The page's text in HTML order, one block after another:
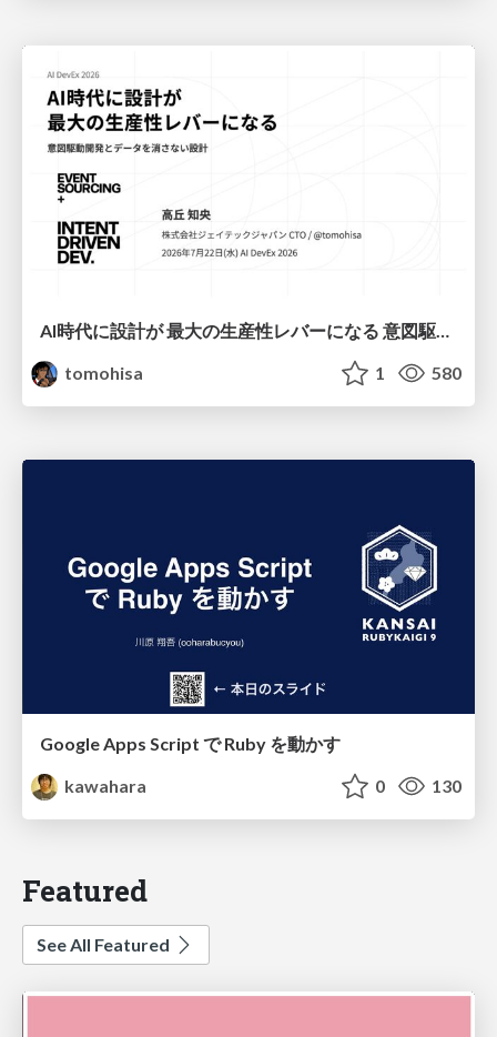
tomohisa
1 580
Google Apps Script で Ruby を動かす
kawahara
0 130
Featured
See All Featured